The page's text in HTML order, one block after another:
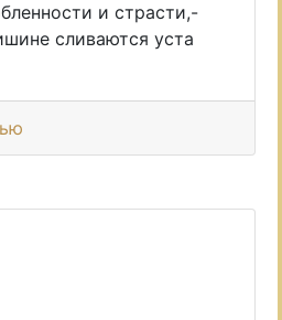
и страсти,-
сливаются уста